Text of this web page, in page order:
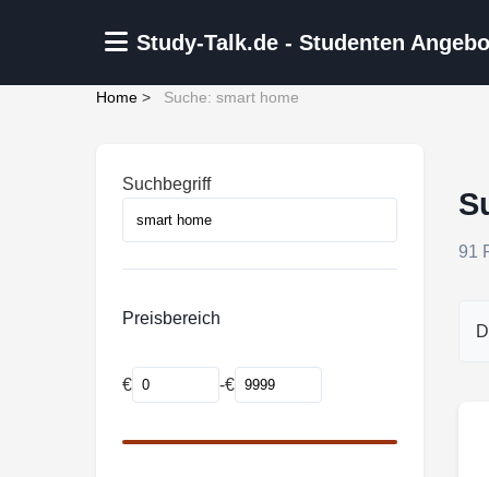
Study-Talk.de - Studenten
Home > Suche: smart home
Suchbegriff
Preisbereich
Mindestpreis
€ -
Maximalpreis
€
91